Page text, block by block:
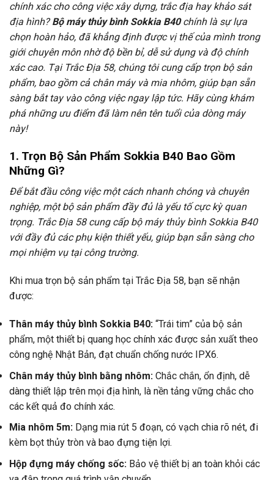
chính xác cho công việc xây dựng, trắc địa hay khảo sát
địa hình?Bộ máy thủy bình Sokkia B40chính là sự lựa
chọn hoàn hảo, đã khẳng định được vị thế của mình trong
giới chuyên môn nhờ độ bền bỉ, dễ sử dụng và độ chính
xác cao. Tại Trắc Địa 58, chúng tôi cung cấp trọn bộ sản
phẩm, bao gồm cả chân máy và mia nhôm, giúp bạn sẵn
sàng bắt tay vào công việc ngay lập tức. Hãy cùng khám
phá những ưu điểm đã làm nên tên tuổi của dòng máy
này!
1. Trọn Bộ Sản Phẩm Sokkia B40 Bao Gồm
Những Gì?
Để bắt đầu công việc một cách nhanh chóng và chuyên
nghiệp, một bộ sản phẩm đầy đủ là yếu tố cực kỳ quan
trọng. Trắc Địa 58 cung cấp bộ máy thủy bình Sokkia B40
với đầy đủ các phụ kiện thiết yếu, giúp bạn sẵn sàng cho
mọi nhiệm vụ tại công trường.
Khi mua trọn bộ sản phẩm tại Trắc Địa 58, bạn sẽ nhận
được:
Thân máy thủy bình Sokkia B40: “Trái tim” của bộ sản
phẩm, một thiết bị quang học chính xác được sản xuất theo
công nghệ Nhật Bản, đạt chuẩn chống nước IPX6.
Chân máy thủy bình bằng nhôm: Chắc chắn, ổn định, dễ
dàng thiết lập trên mọi địa hình, là nền tảng vững chắc cho
các kết quả đo chính xác.
Mia nhôm 5m: Dạng mia rút 5 đoạn, có vạch chia rõ nét, đi
kèm bọt thủy tròn và bao đựng tiện lợi.
Hộp đựng máy chống sốc: Bảo vệ thiết bị an toàn khỏi các